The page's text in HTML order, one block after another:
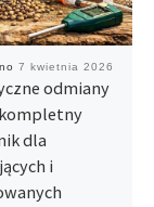
7 kwietnia 2026
odmiany
dla
i